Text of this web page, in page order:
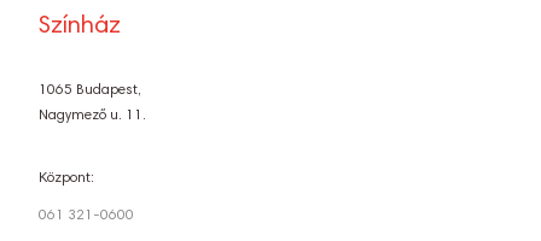
Színház
1065 Budapest,
Nagymező u. 11.
Központ:
061 321-0600